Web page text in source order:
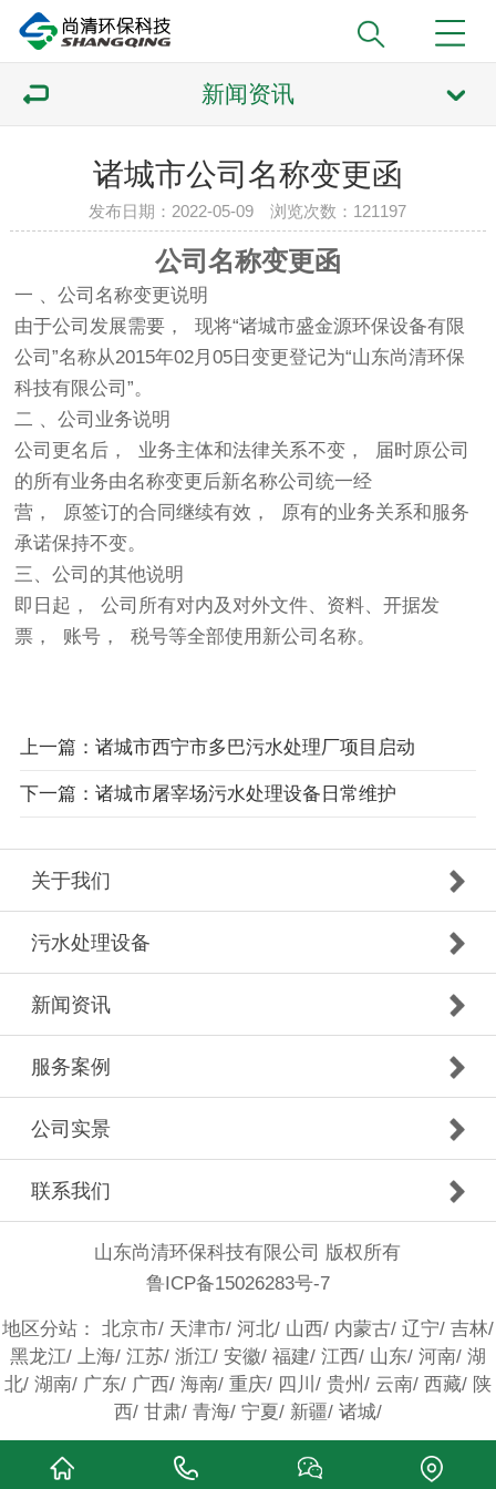
新闻资讯
诸城市公司名称变更函
发布日期：2022-05-09 浏览次数： 121197
公司名称变更函
⼀ 、公司名称变更说明
由于公司发展需要， 现将“诸城市盛金源环保设备有限
公司”名称从2015年02⽉05⽇变更登记为“山东尚清环保
科技有限公司”。
⼆ 、公司业务说明
公司更名后， 业务主体和法律关系不变， 届时原公司
的所有业务由名称变更后新名称公司统⼀经
营， 原签订的合同继续有效， 原有的业务关系和服务
承诺保持不变。
三、公司的其他说明
即⽇起， 公司所有对内及对外⽂件、资料、开据发
票， 账号， 税号等全部使⽤新公司名称。
上一篇：诸城市西宁市多巴污水处理厂项目启动
下一篇：诸城市屠宰场污水处理设备日常维护
关于我们
污水处理设备
新闻资讯
服务案例
公司实景
联系我们
山东尚清环保科技有限公司 版权所有
鲁ICP备15026283号-7
地区分站： 北京市/ 天津市/ 河北/ 山西/ 内蒙古/ 辽宁/ 吉林/
黑龙江/ 上海/ 江苏/ 浙江/ 安徽/ 福建/ 江西/ 山东/ 河南/ 湖
北/ 湖南/ 广东/ 广西/ 海南/ 重庆/ 四川 / 贵州 / 云南/ 西藏/ 陕
西/ 甘肃/ 青海/ 宁夏/ 新疆/ 诸城/